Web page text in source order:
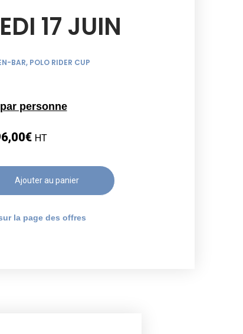
17 JUIN
BAR, POLO RIDER CUP
personne
€ HT
Ajouter au panier
la page des offres